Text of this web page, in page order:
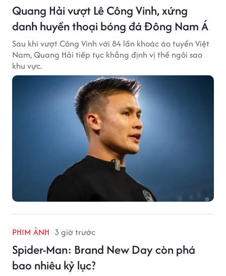
Quang Hải vượt Lê Công Vinh, xứng
danh huyền thoại bóng đá Đông Nam Á
Sau khi vượt Công Vinh với 84 lần khoác áo tuyển Việt
Nam, Quang Hải tiếp tục khẳng định vị thế ngôi sao
khu vực.
PHIM ẢNH 3 giờ trước
Spider-Man: Brand New Day còn phá
bao nhiêu kỷ lục?